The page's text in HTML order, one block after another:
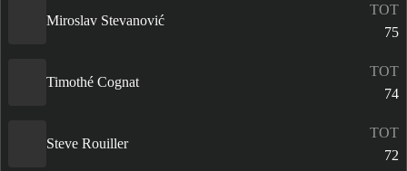
Miroslav Stevanović
TOT
75
Timothé Cognat
TOT
74
Steve Rouiller
TOT
72